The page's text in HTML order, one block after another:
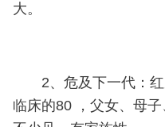
大。
2、危及下一代：红
临床的80 ，父女、母